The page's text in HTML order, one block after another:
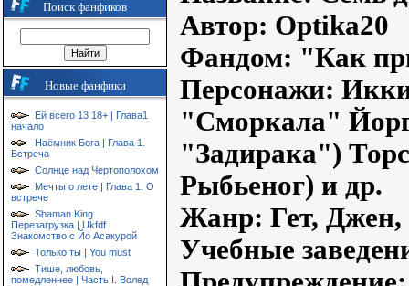
Поиск фанфиков
Новые фанфики
Ей всего 13 18+ | Глава1
начало
Наёмник Бога | Глава 1.
Встреча
Солнце над Чертополохом
Мечты о лете | Глава 1. О
встрече
Shaman King.
Перезагрузка | Ukfdf
Знакомство с Йо Асакурой
Только ты | You must
Тише, любовь,
помедленнее | Часть I. Вслед
Автор: Optika20
Фандом: "Как
Персонажи:
"Сморкала"
"Задирака")
Рыбьеног) и др.
Жанр: Гет,
Учебные